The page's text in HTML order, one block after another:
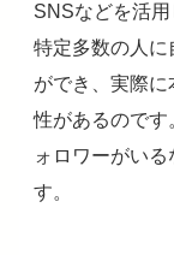
SNSなどを活
特定多数の人に
ができ、実際
性があるのです
ォロワーがい
す。